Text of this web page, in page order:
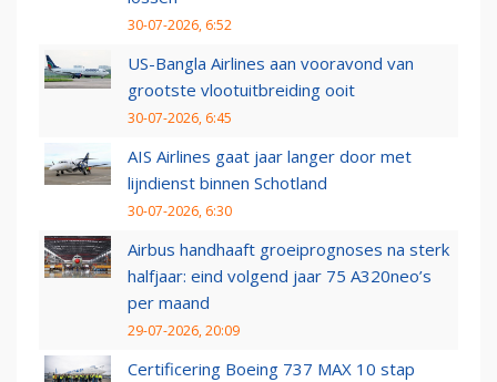
30-07-2026, 6:52
US-Bangla Airlines aan vooravond van
grootste vlootuitbreiding ooit
30-07-2026, 6:45
AIS Airlines gaat jaar langer door met
lijndienst binnen Schotland
30-07-2026, 6:30
Airbus handhaaft groeiprognoses na sterk
halfjaar: eind volgend jaar 75 A320neo’s
per maand
29-07-2026, 20:09
Certificering Boeing 737 MAX 10 stap